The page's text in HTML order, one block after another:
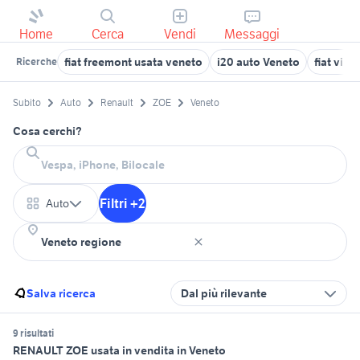
Home Cerca Vendi Messaggi
Ricerche fiat freemont usata veneto i20 auto Veneto fiat
Subito Auto Renault ZOE Veneto
Cosa cerchi?
Auto Filtri +2
Salva ricerca Dal più rilevante
9 risultati
RENAULT ZOE usata in vendita in Veneto